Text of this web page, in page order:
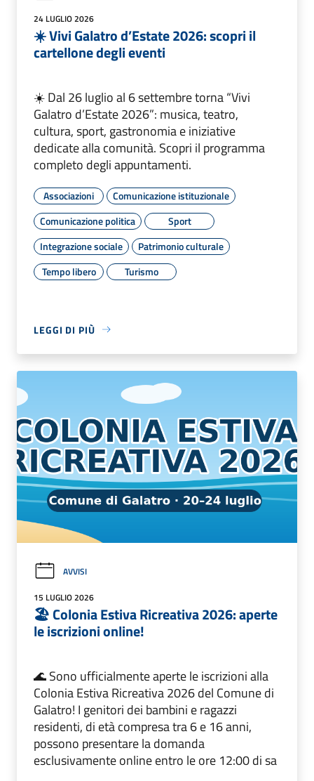
24 LUGLIO 2026
☀️ Vivi Galatro d’Estate 2026: scopri il
cartellone degli eventi
☀️ Dal 26 luglio al 6 settembre torna “Vivi
Galatro d’Estate 2026”: musica, teatro,
cultura, sport, gastronomia e iniziative
dedicate alla comunità. Scopri il programma
completo degli appuntamenti.
Associazioni
Comunicazione istituzionale
Comunicazione politica
Sport
Integrazione sociale
Patrimonio culturale
Tempo libero
Turismo
LEGGI DI PIÙ
AVVISI
15 LUGLIO 2026
🏖️ Colonia Estiva Ricreativa 2026: aperte
le iscrizioni online!
🌊 Sono ufficialmente aperte le iscrizioni alla
Colonia Estiva Ricreativa 2026 del Comune di
Galatro! I genitori dei bambini e ragazzi
residenti, di età compresa tra 6 e 16 anni,
possono presentare la domanda
esclusivamente online entro le ore 12:00 di sa